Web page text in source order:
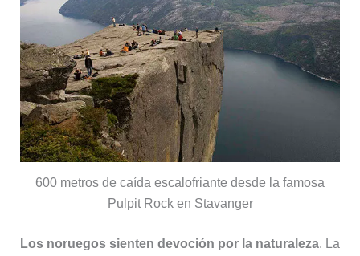
600 metros de caída escalofriante desde la famosa
Pulpit Rock en Stavanger
Los noruegos sienten devoción por la naturaleza. La